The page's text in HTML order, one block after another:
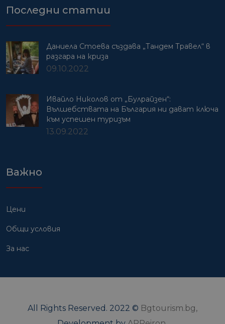
Последни статии
Даниела Стоева създава „Тандем Травел“ в
разгара на криза
09.10.2022
Ивайло Николов от „Булрайзен“:
Вълшебствата на България ни дават ключа
към успешен туризъм
13.09.2022
Важно
Цени
Общи условия
За нас
All Rights Reserved. 2022 © Bgtourism.bg,